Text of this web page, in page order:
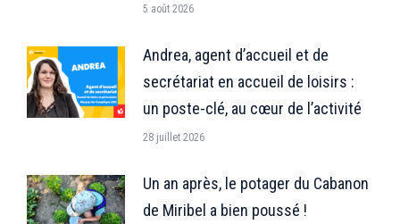
5 août 2026
Andrea, agent d’accueil et de
secrétariat en accueil de loisirs :
un poste-clé, au cœur de l’activité
28 juillet 2026
Un an après, le potager du Cabanon
de Miribel a bien poussé !